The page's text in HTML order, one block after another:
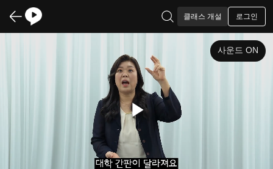
클래스 개설 로그인
Play
사운드 ON